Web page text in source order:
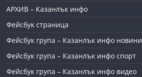
АРХИВ – Казанлък инфо
Фейсбук страница
Фейсбук група – Казанлък инфо новини
Фейсбук група – Казанлък инфо спорт
Фейсбук група – Казанлък инфо видео